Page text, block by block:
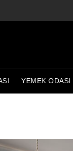
YEMEK ODASI